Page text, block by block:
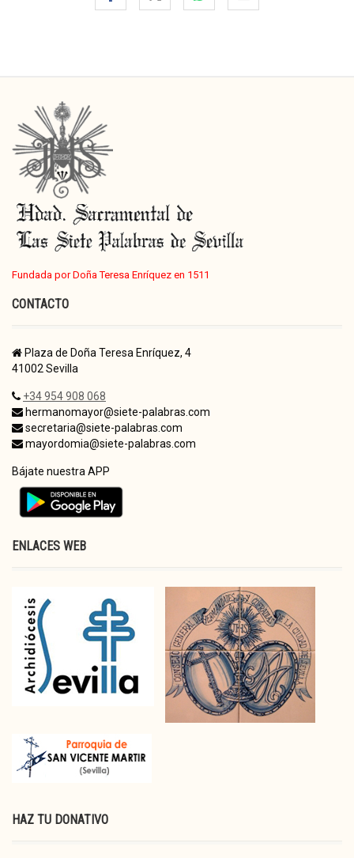
Fundada por Doña Teresa Enríquez en 1511
CONTACTO
Plaza de Doña Teresa Enríquez, 4
41002 Sevilla
+34 954 908 068
hermanomayor@siete-palabras.com
secretaria@siete-palabras.com
mayordomia@siete-palabras.com
Bájate nuestra APP
ENLACES WEB
HAZ TU DONATIVO